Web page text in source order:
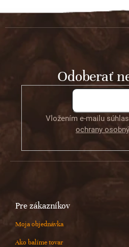
Z
Odoberať
Vložením e-mailu
ochrany
Pre zákazníkov
Moja objednávka
Ako balíme tovar